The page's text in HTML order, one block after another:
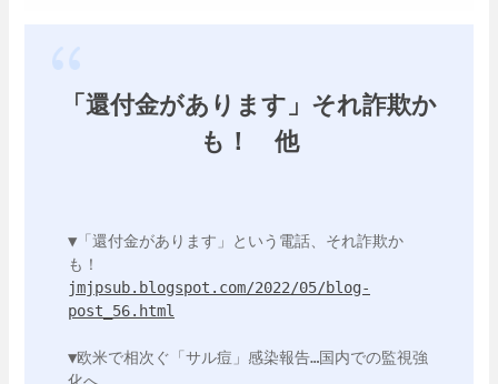
「還付金があります」それ詐欺か
も！ 他
▼「還付金があります」という電話、それ詐欺か
jmjpsub.blogspot.com/2022/05/blog-
post_56.html
▼欧米で相次ぐ「サル痘」感染報告…国内での監視強